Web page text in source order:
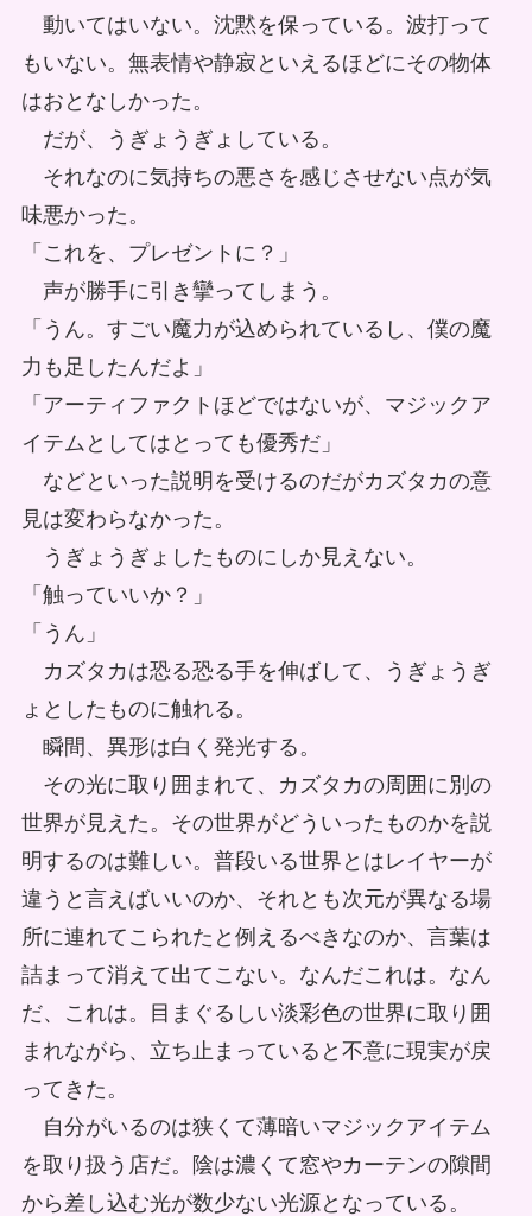
動いてはいない。沈黙を保っている。波打って
もいない。無表情や静寂といえるほどにその物体
はおとなしかった。
だが、うぎょうぎょしている。
それなのに気持ちの悪さを感じさせない点が気
味悪かった。
「これを、プレゼントに？」
声が勝手に引き攣ってしまう。
「うん。すごい魔力が込められているし、僕の魔
力も足したんだよ」
「アーティファクトほどではないが、マジックア
イテムとしてはとっても優秀だ」
などといった説明を受けるのだがカズタカの意
見は変わらなかった。
うぎょうぎょしたものにしか見えない。
「触っていいか？」
「うん」
カズタカは恐る恐る手を伸ばして、うぎょうぎ
ょとしたものに触れる。
瞬間、異形は白く発光する。
その光に取り囲まれて、カズタカの周囲に別の
世界が見えた。その世界がどういったものかを説
明するのは難しい。普段いる世界とはレイヤーが
違うと言えばいいのか、それとも次元が異なる場
所に連れてこられたと例えるべきなのか、言葉は
詰まって消えて出てこない。なんだこれは。なん
だ、これは。目まぐるしい淡彩色の世界に取り囲
まれながら、立ち止まっていると不意に現実が戻
ってきた。
自分がいるのは狭くて薄暗いマジックアイテム
を取り扱う店だ。陰は濃くて窓やカーテンの隙間
から差し込む光が数少ない光源となっている。